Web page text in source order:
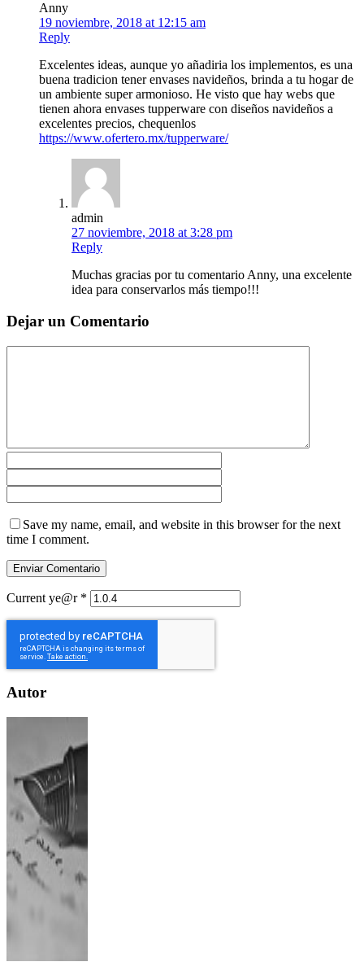
Anny
19 noviembre, 2018 at 12:15 am
Reply
Excelentes ideas, aunque yo añadiria los implementos, es una
buena tradicion tener envases navideños, brinda a tu hogar de
un ambiente super armonioso. He visto que hay webs que
tienen ahora envases tupperware con diseños navideños a
excelentes precios, chequenlos
https://www.ofertero.mx/tupperware/
admin
27 noviembre, 2018 at 3:28 pm
Reply
Muchas gracias por tu comentario Anny, una excelente
idea para conservarlos más tiempo!!!
Dejar un Comentario
Save my name, email, and website in this browser for the next
time I comment.
Current ye@r *
Autor